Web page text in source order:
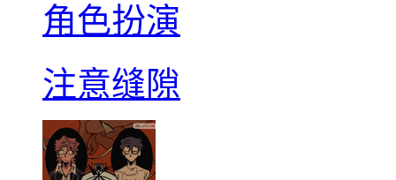
角色扮演
注意缝隙